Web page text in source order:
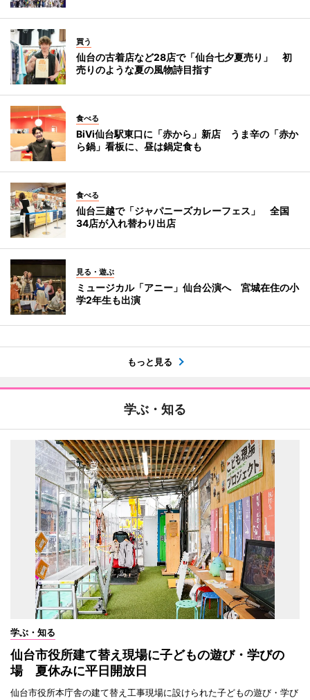
買う
仙台の古着店など28店で「仙台七夕夏売り」 初
売りのような夏の風物詩目指す
食べる
BiVi仙台駅東口に「赤から」新店 うま辛の「赤か
ら鍋」看板に、昼は鍋定食も
食べる
仙台三越で「ジャパニーズカレーフェス」 全国
34店が入れ替わり出店
見る・遊ぶ
ミュージカル「アニー」仙台公演へ 宮城在住の小
学2年生も出演
もっと見る
学ぶ・知る
学ぶ・知る
仙台市役所建て替え現場に子どもの遊び・学びの
場 夏休みに平日開放日
仙台市役所本庁舎の建て替え工事現場に設けられた子どもの遊び・学び